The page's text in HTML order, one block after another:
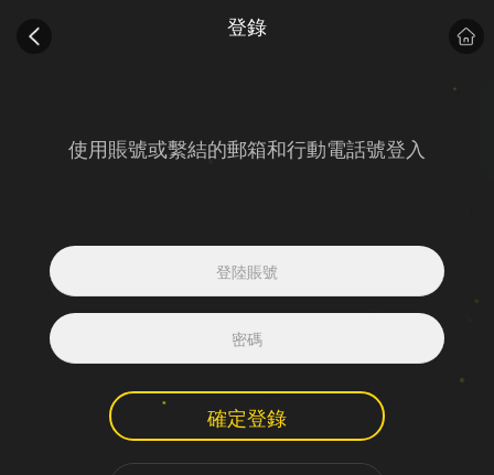
登錄
使用賬號或繫結的郵箱和行動電話號登入
確定登錄